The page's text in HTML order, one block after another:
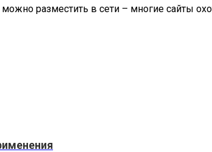
разместить в сети – многие сайты